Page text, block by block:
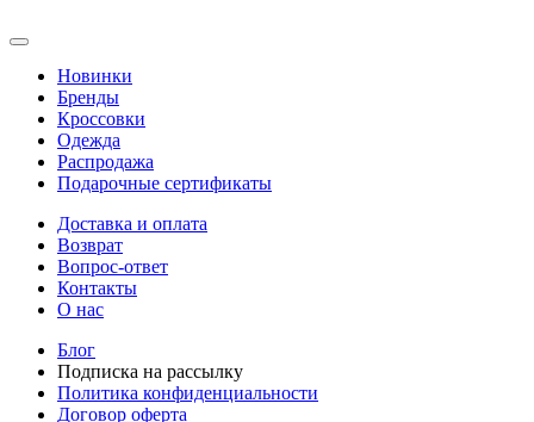
Новинки
Бренды
Кроссовки
Одежда
Распродажа
Подарочные сертификаты
Доставка и оплата
Возврат
Вопрос-ответ
Контакты
О нас
Блог
Подписка на рассылку
Политика конфиденциальности
Договор оферта